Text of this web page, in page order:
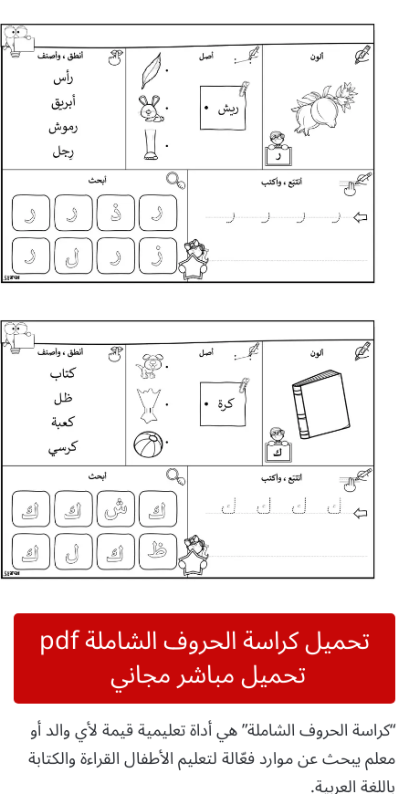
تحميل كراسة الحروف الشاملة pdf
تحميل مباشر مجاني
“كراسة الحروف الشاملة” هي أداة تعليمية قيمة لأي والد أو
معلم يبحث عن موارد فعّالة لتعليم الأطفال القراءة والكتابة
باللغة العربية.